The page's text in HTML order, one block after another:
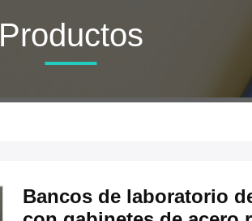
Productos
Bancos de laboratorio